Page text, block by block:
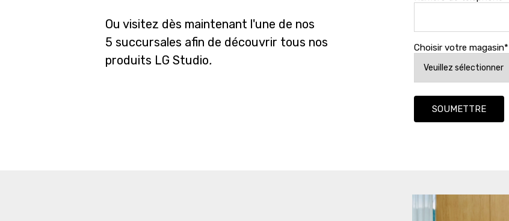
Ou visitez dès maintenant l'une de nos
5 succursales afin de découvrir tous nos
produits LG Studio.
Choisir votre magasin*